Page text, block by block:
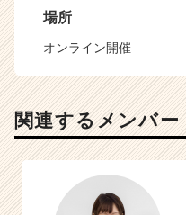
場所
オンライン開催
関連するメンバー